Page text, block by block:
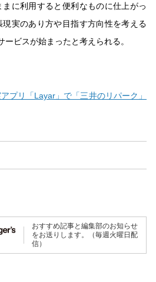
に利用すると便利なものに仕上がっ
実のあり方や目指す方向性を考える
ービスが始まったと考えられる。
プリ「Layar」で「三井のリパーク」
おすすめ記事と編集部のお知らせ
をお送りします。（毎週火曜日配
信）